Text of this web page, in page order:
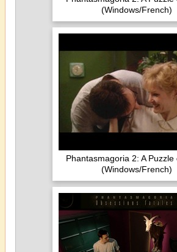
(Windows/French)
Phantasmagoria 2: A Puzzle
(Windows/French)